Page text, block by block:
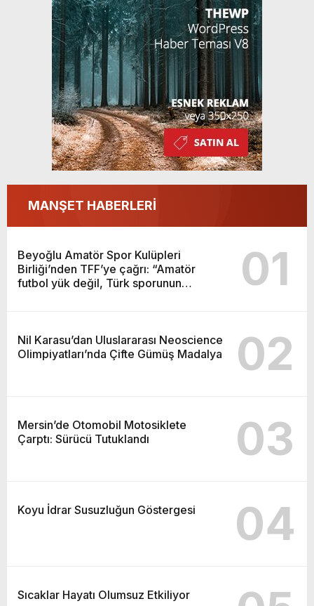
sporunun temelidir”
MANŞET HABERLERİ
Beyoğlu Amatör Spor Kulüpleri
Birliği’nden TFF’ye çağrı: “Amatör
futbol yük değil, Türk sporunun
01
Nil Karasu’dan Uluslararası Neoscience
Olimpiyatları’nda Çifte Gümüş Madalya
02
Mersin’de Otomobil Motosiklete
Çarptı: Sürücü Tutuklandı
03
Koyu İdrar Susuzluğun Göstergesi 04
Sıcaklar Hayatı Olumsuz Etkiliyor